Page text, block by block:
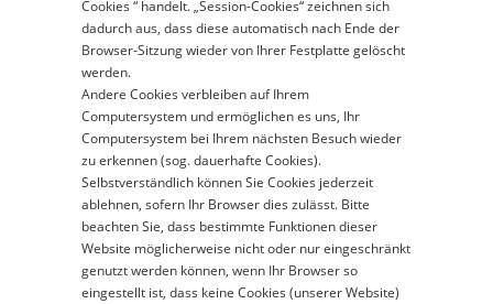
Cookies “ handelt. „Session-Cookies“ zeichnen sich
dadurch aus, dass diese automatisch nach Ende der
Browser-Sitzung wieder von Ihrer Festplatte gelöscht
werden.
Andere Cookies verbleiben auf Ihrem
Computersystem und ermöglichen es uns, Ihr
Computersystem bei Ihrem nächsten Besuch wieder
zu erkennen (sog. dauerhafte Cookies).
Selbstverständlich können Sie Cookies jederzeit
ablehnen, sofern Ihr Browser dies zulässt. Bitte
beachten Sie, dass bestimmte Funktionen dieser
Website möglicherweise nicht oder nur eingeschränkt
genutzt werden können, wenn Ihr Browser so
eingestellt ist, dass keine Cookies (unserer Website)